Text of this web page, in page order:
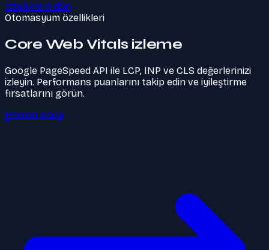
Özelliklere dön
Otomasyum özellikleri
Core Web Vitals izleme
Google PageSpeed API ile LCP, INP ve CLS değerlerinizi
izleyin. Performans puanlarını takip edin ve iyileştirme
fırsatlarını görün.
Hemen başla